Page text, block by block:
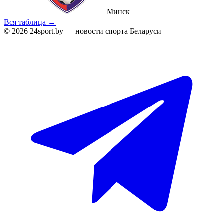
Минск
Вся таблица →
© 2026 24sport.by — новости спорта Беларуси